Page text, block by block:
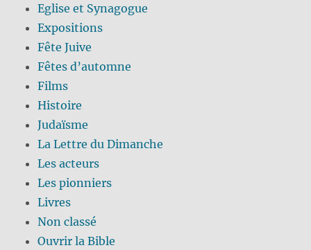
Eglise et Synagogue
Expositions
Fête Juive
Fêtes d’automne
Films
Histoire
Judaïsme
La Lettre du Dimanche
Les acteurs
Les pionniers
Livres
Non classé
Ouvrir la Bible